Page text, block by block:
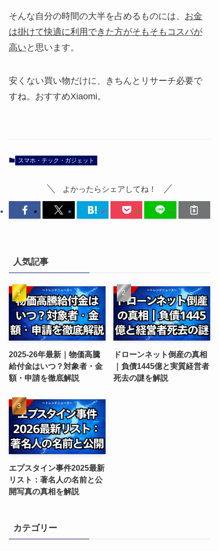
そんな自分の時間の大半を占めるものには、 お金
は掛けて快適に利用できた方がそもそもコスパが
高い と思います。
安くない買い物だけに、きちんとリサーチ必要で
すね。おすすめXiaomi。
スマホ・テック・ガジェット
よかったらシェアしてね！
人気記事
2025-26年最新｜物価高騰
給付金はいつ？対象者・金
額・申請を徹底解説
ドローンネット倒産の真相
｜負債1445億と実質経営者
死去の謎を解説
エプスタイン事件2025最新
リスト：著名人の名前と公
開写真の真相を解説
カテゴリー